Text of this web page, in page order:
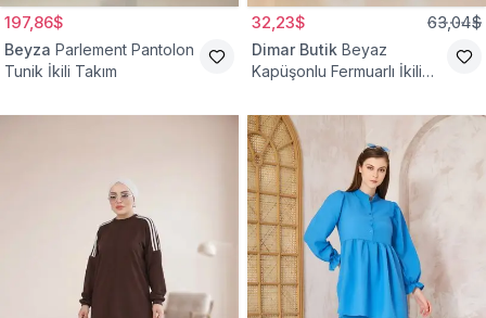
197,86$
Beyza Parlement Pantolon
Tunik İkili Takım
32,23$ 63,04$
Dimar Butik Beyaz
Kapüşonlu Fermuarlı İkili